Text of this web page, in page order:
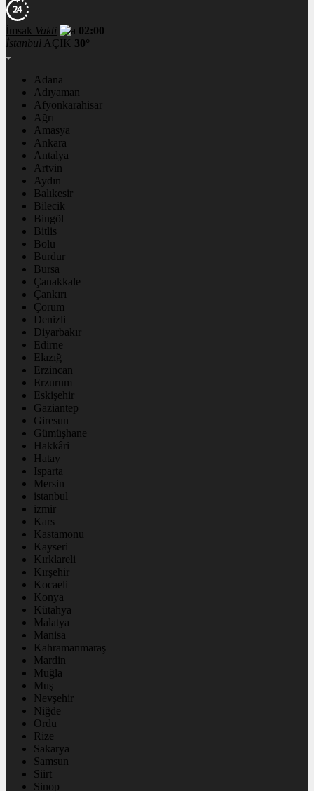
İmsak Vakti
02:00
İstanbul AÇIK 30°
Adana
Adıyaman
Afyonkarahisar
Ağrı
Amasya
Ankara
Antalya
Artvin
Aydın
Balıkesir
Bilecik
Bingöl
Bitlis
Bolu
Burdur
Bursa
Çanakkale
Çankırı
Çorum
Denizli
Diyarbakır
Edirne
Elazığ
Erzincan
Erzurum
Eskişehir
Gaziantep
Giresun
Gümüşhane
Hakkâri
Hatay
Isparta
Mersin
istanbul
izmir
Kars
Kastamonu
Kayseri
Kırklareli
Kırşehir
Kocaeli
Konya
Kütahya
Malatya
Manisa
Kahramanmaraş
Mardin
Muğla
Muş
Nevşehir
Niğde
Ordu
Rize
Sakarya
Samsun
Siirt
Sinop